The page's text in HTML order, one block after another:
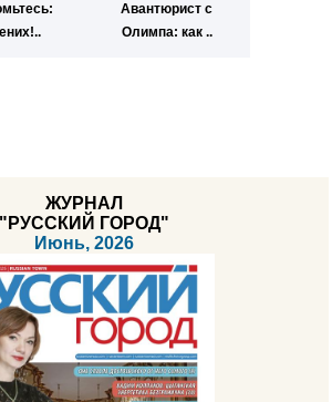
Авантюрист с
Олимпа: как ..
ЖУРНАЛ
"РУССКИЙ ГОРОД"
Июнь, 2026